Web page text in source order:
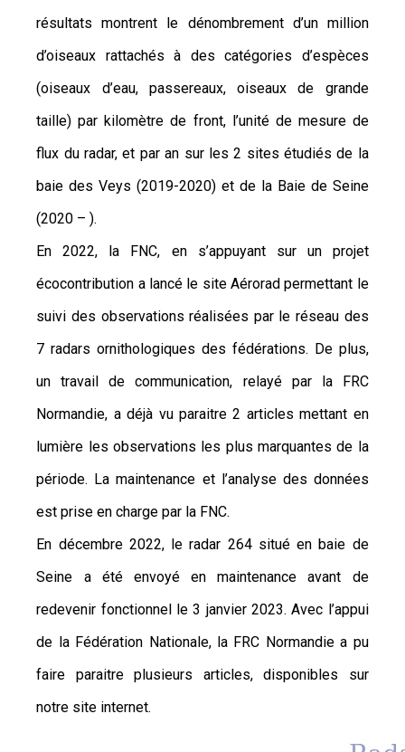
résultats montrent le dénombrement d’un million
d’oiseaux rattachés à des catégories d’espèces
(oiseaux d’eau, passereaux, oiseaux de grande
taille) par kilomètre de front, l’unité de mesure de
flux du radar, et par an sur les 2 sites étudiés de la
baie des Veys (2019-2020) et de la Baie de Seine
(2020 – ).
En 2022, la FNC, en s’appuyant sur un projet
écocontribution a lancé le site Aérorad permettant le
suivi des observations réalisées par le réseau des
7 radars ornithologiques des fédérations. De plus,
un travail de communication, relayé par la FRC
Normandie, a déjà vu paraitre 2 articles mettant en
lumière les observations les plus marquantes de la
période. La maintenance et l’analyse des données
est prise en charge par la FNC.
En décembre 2022, le radar 264 situé en baie de
Seine a été envoyé en maintenance avant de
redevenir fonctionnel le 3 janvier 2023. Avec l’appui
de la Fédération Nationale, la FRC Normandie a pu
faire paraitre plusieurs articles, disponibles sur
notre site internet.